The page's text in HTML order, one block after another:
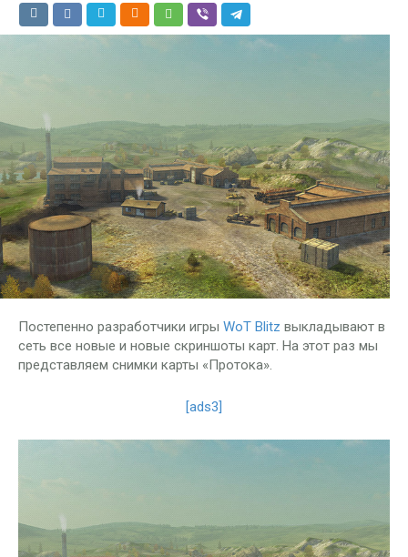
Постепенно разработчики игры WoT Blitz выкладывают в
сеть все новые и новые скриншоты карт. На этот раз мы
представляем снимки карты «Протока».
[ads3]